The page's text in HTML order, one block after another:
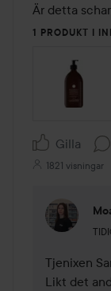
Är detta
1 PRODUKT I
Gilla
1821 visningar
Tjenixen
Likt det